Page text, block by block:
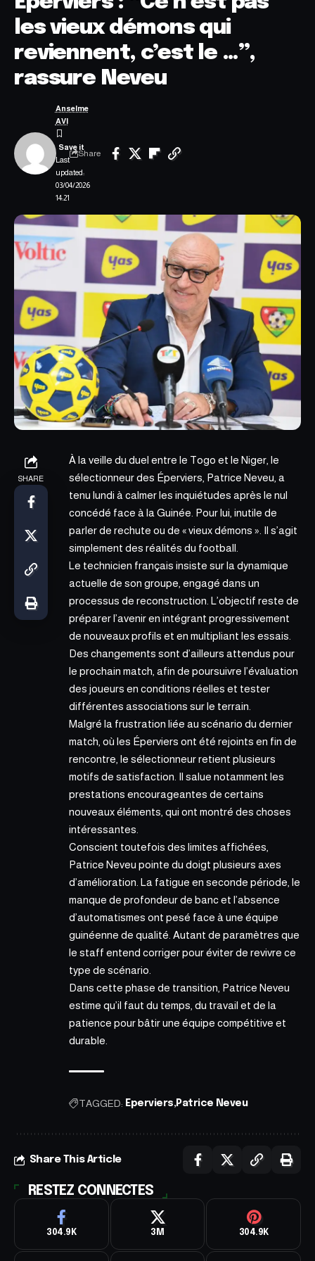
les vieux démons qui
reviennent, c’est le …”,
rassure Neveu
Last
updated:
03/04/2026
14:21
Anselme
AVI
Share
SHARE
À la veille du duel entre le Togo et le Niger, le
sélectionneur des Éperviers, Patrice Neveu , a
tenu lundi à calmer les inquiétudes après le nul
concédé face à la Guinée. Pour lui, inutile de
parler de rechute ou de « vieux démons ». Il s’agit
simplement des réalités du football.
Le technicien français insiste sur la dynamique
actuelle de son groupe, engagé dans un
processus de reconstruction. L’objectif reste de
préparer l’avenir en intégrant progressivement
de nouveaux profils et en multipliant les essais.
Des changements sont d’ailleurs attendus pour
le prochain match, afin de poursuivre l’évaluation
des joueurs en conditions réelles et tester
différentes associations sur le terrain.
Malgré la frustration liée au scénario du dernier
match, où les Éperviers ont été rejoints en fin de
rencontre, le sélectionneur retient plusieurs
motifs de satisfaction. Il salue notamment les
prestations encourageantes de certains
nouveaux éléments, qui ont montré des choses
intéressantes.
Conscient toutefois des limites affichées,
Patrice Neveu pointe du doigt plusieurs axes
d’amélioration. La fatigue en seconde période, le
manque de profondeur de banc et l’absence
d’automatismes ont pesé face à une équipe
guinéenne de qualité. Autant de paramètres que
le staff entend corriger pour éviter de revivre ce
type de scénario.
Dans cette phase de transition, Patrice Neveu
estime qu’il faut du temps, du travail et de la
patience pour bâtir une équipe compétitive et
durable.
TAGGED: Eperviers Patrice Neveu
Share This Article
RESTEZ CONNECTES
304.9K 3M 304.9K